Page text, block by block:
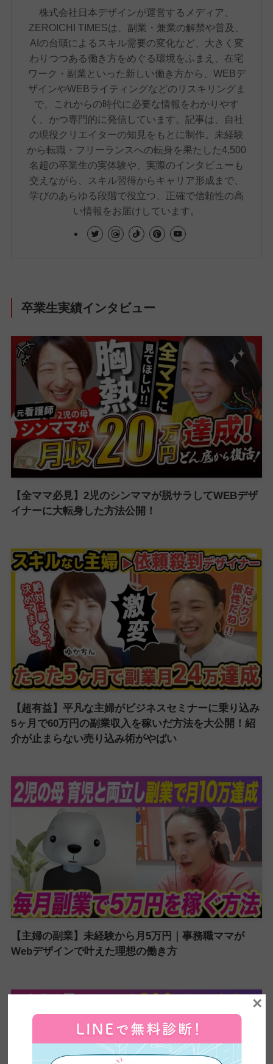
株式会社日本デザインが運営するメディア、
ZEROICHI TIMESは、副業・兼業の解禁や普及、
AIの台頭によるスキル需要の変化など、大きく変
わりつつある働き方をめぐる環境をふまえ、在宅
ワーク・副業といった新しい働き方から、WEBデ
ザインやWEBライティングなどのリスキリングま
で、これからの時代に必要な情報をわかりやす
く、かつ専門的に発信しています。記事は、自社
の現役クリエイターの知見をもとに制作。未経験
から転職・フリーランスへの転身を果たした4,500
名超の卒業生の実体験や、実際のインタビューも
交えながら、スキル習得からキャリア形成まで、
学びのあらゆる段階で役立つ、正確で信頼性の高
い情報をお届けしています。
卒業生実績インタビュー
【全ママ必見】2児のシンママが脱サラしてWEBデザ
イナーに大転身した方法公開！
【超有益】平凡な主婦がビジネスセミナーに乗り込み
5ヶ月で60万円の副業収入を稼いだ方法を大公開！紹
介が止まらない売り込み術がやばい
【主婦の副業】未経験から月5万円｜事務職ママが
Webデザインで叶えた理想の働き方
×